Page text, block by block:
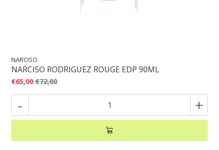
NARCISO
NARCISO RODRIGUEZ ROUGE EDP 90ML
€65,00 €72,00
- +